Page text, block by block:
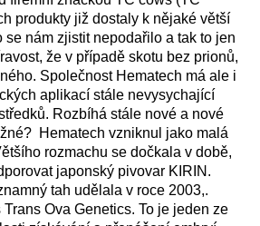
produkty již dostaly k nějaké větší
se nám zjistit nepodařilo a tak to jen
že v případě skotu bez prionů,
Společnost Hematech má ale i
aplikací stále nevysychající
Rozbíhá stále nové a nové
Hematech vzniknul jako malá
rozmachu se dočkala v době,
japonský pivovar KIRIN.
tah udělala v roce 2003,.
Ova Genetics. To je jeden ze